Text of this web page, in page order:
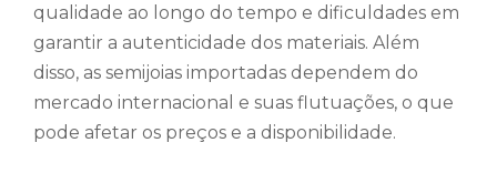
qualidade ao longo do tempo e dificuldades em
garantir a autenticidade dos materiais. Além
disso, as semijoias importadas dependem do
mercado internacional e suas flutuações, o que
pode afetar os preços e a disponibilidade.